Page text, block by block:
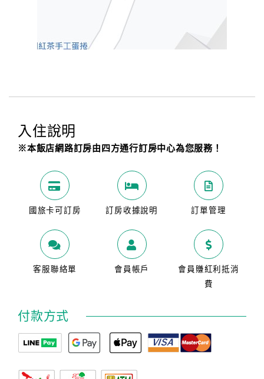
入住說明
※本飯店網路訂房由四方通行訂房中心為您服務！
國旅卡可訂房 訂房收據說明 訂單管理
客服聯絡單 會員帳戶
會員賺紅利抵消
費
付款方式